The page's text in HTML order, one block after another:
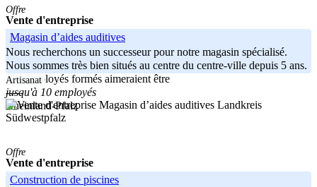
Offre
Vente d'entreprise
Magasin d’aides auditives
Nous recherchons un successeur pour notre magasin spécialisé.
Nous sommes très bien situés au centre du centre-ville depuis 5 ans.
Des employés formés aimeraient être
-----
Rheinland-Pfalz
Artisanat
jusqu'à 10 employés
Landkreis
Südwestpfalz
Offre
Vente d'entreprise
Construction de piscines